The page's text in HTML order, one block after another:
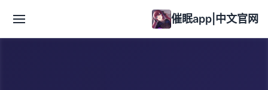
催眠app|中文官网